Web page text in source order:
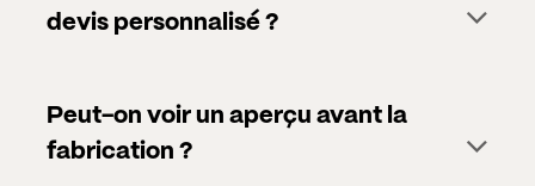
devis personnalisé ?
Peut-on voir un aperçu avant la
fabrication ?